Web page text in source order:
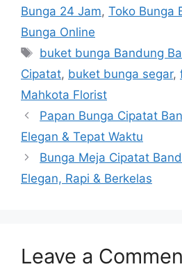
Bunga 24 Jam, Toko Bunga
Bunga Online
buket bunga Bandung
Cipatat, buket bunga segar,
Mahkota Florist
Papan Bunga Cipatat
Elegan & Tepat Waktu
Bunga Meja Cipatat
Elegan, Rapi & Berkelas
Leave a